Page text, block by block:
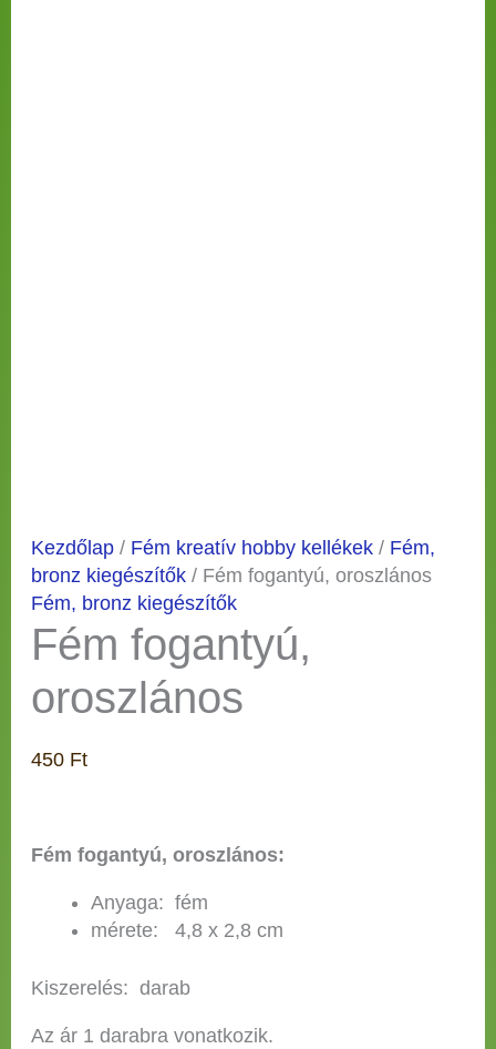
Kezdőlap/ Fém kreatív hobby kellékek/ Fém,
bronz kiegészítők/ Fém fogantyú, oroszlános
Fém, bronz kiegészítők
Fém fogantyú,
oroszlános
450 Ft
Fém fogantyú, oroszlános:
Anyaga: fém
mérete: 4,8 x 2,8 cm
Kiszerelés: darab
Az ár 1 darabra vonatkozik.